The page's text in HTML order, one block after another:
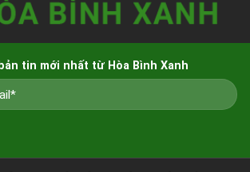
tin mới nhất từ Hòa Bình Xanh